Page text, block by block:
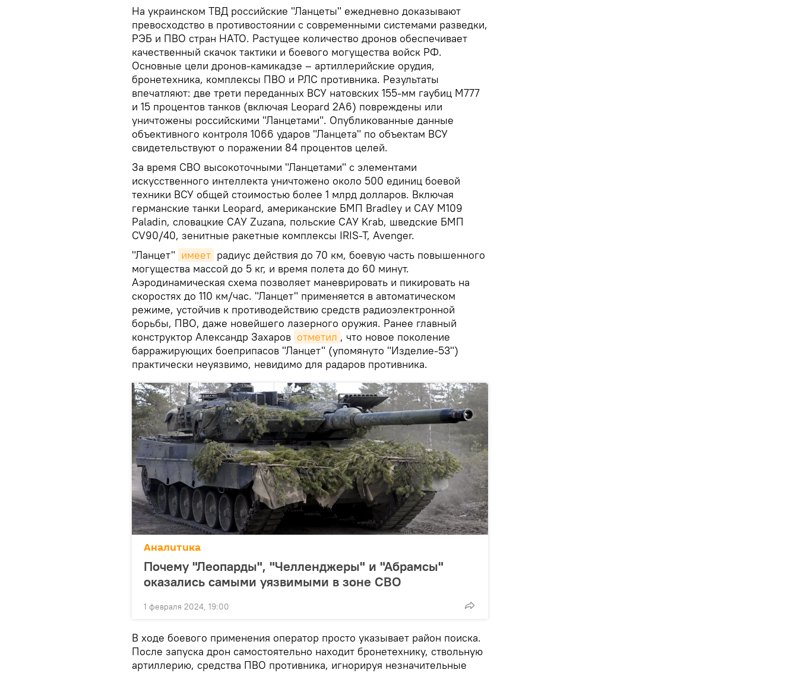
На украинском ТВД российские "Ланцеты" ежедневно доказывают
превосходство в противостоянии с современными системами разведки,
РЭБ и ПВО стран НАТО. Растущее количество дронов обеспечивает
качественный скачок тактики и боевого могущества войск РФ.
Основные цели дронов-камикадзе – артиллерийские орудия,
бронетехника, комплексы ПВО и РЛС противника. Результаты
впечатляют: две трети переданных ВСУ натовских 155-мм гаубиц М777
и 15 процентов танков (включая Leopard 2A6) повреждены или
уничтожены российскими "Ланцетами". Опубликованные данные
объективного контроля 1066 ударов "Ланцета" по объектам ВСУ
свидетельствуют о поражении 84 процентов целей.
За время СВО высокоточными "Ланцетами" с элементами
искусственного интеллекта уничтожено около 500 единиц боевой
техники ВСУ общей стоимостью более 1 млрд долларов. Включая
германские танки Leopard, американские БМП Bradley и САУ М109
Paladin, словацкие САУ Zuzana, польские САУ Krab, шведские БМП
CV90/40, зенитные ракетные комплексы IRIS-T, Avenger.
"Ланцет" имеет радиус действия до 70 км, боевую часть повышенного
могущества массой до 5 кг, и время полета до 60 минут.
Аэродинамическая схема позволяет маневрировать и пикировать на
скоростях до 110 км/час. "Ланцет" применяется в автоматическом
режиме, устойчив к противодействию средств радиоэлектронной
борьбы, ПВО, даже новейшего лазерного оружия. Ранее главный
конструктор Александр Захаров отметил , что новое поколение
барражирующих боеприпасов "Ланцет" (упомянуто "Изделие-53")
практически неуязвимо, невидимо для радаров противника.
Аналитика
Почему "Леопарды", "Челленджеры" и "Абрамсы"
оказались самыми уязвимыми в зоне СВО
1 февраля 2024, 19:00
В ходе боевого применения оператор просто указывает район поиска.
После запуска дрон самостоятельно находит бронетехнику, ствольную
артиллерию, средства ПВО противника, игнорируя незначительные